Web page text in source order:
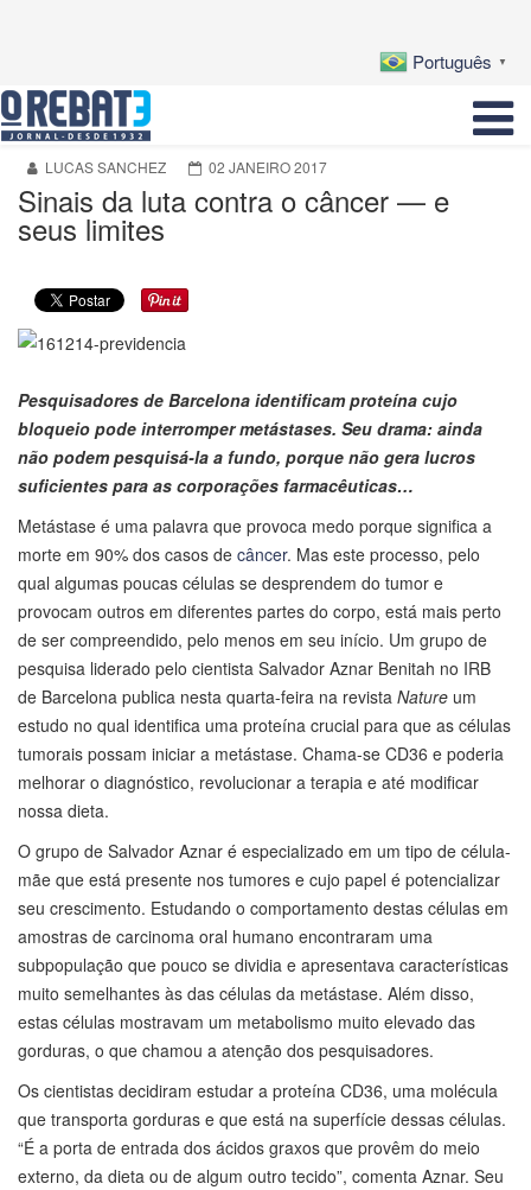
Português ▼
LUCAS SANCHEZ 02 JANEIRO 2017
Sinais da luta contra o câncer — e
seus limites
Pesquisadores de Barcelona identificam proteína cujo
bloqueio pode interromper metástases. Seu drama: ainda
não podem pesquisá-la a fundo, porque não gera lucros
suficientes para as corporações farmacêuticas…
Metástase é uma palavra que provoca medo porque significa a
morte em 90% dos casos de câncer. Mas este processo, pelo
qual algumas poucas células se desprendem do tumor e
provocam outros em diferentes partes do corpo, está mais perto
de ser compreendido, pelo menos em seu início. Um grupo de
pesquisa liderado pelo cientista Salvador Aznar Benitah no IRB
de Barcelona publica nesta quarta-feira na revista Nature um
estudo no qual identifica uma proteína crucial para que as células
tumorais possam iniciar a metástase. Chama-se CD36 e poderia
melhorar o diagnóstico, revolucionar a terapia e até modificar
nossa dieta.
O grupo de Salvador Aznar é especializado em um tipo de célula-
mãe que está presente nos tumores e cujo papel é potencializar
seu crescimento. Estudando o comportamento destas células em
amostras de carcinoma oral humano encontraram uma
subpopulação que pouco se dividia e apresentava características
muito semelhantes às das células da metástase. Além disso,
estas células mostravam um metabolismo muito elevado das
gorduras, o que chamou a atenção dos pesquisadores.
Os cientistas decidiram estudar a proteína CD36, uma molécula
que transporta gorduras e que está na superfície dessas células.
“É a porta de entrada dos ácidos graxos que provêm do meio
externo, da dieta ou de algum outro tecido”, comenta Aznar. Seu